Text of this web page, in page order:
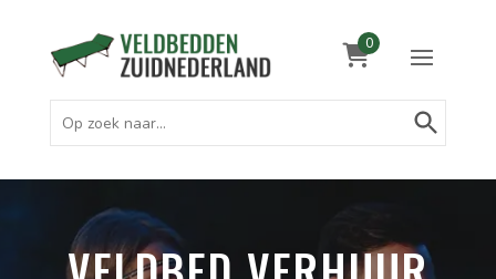
Zoek
naar:
Zoekknop
0